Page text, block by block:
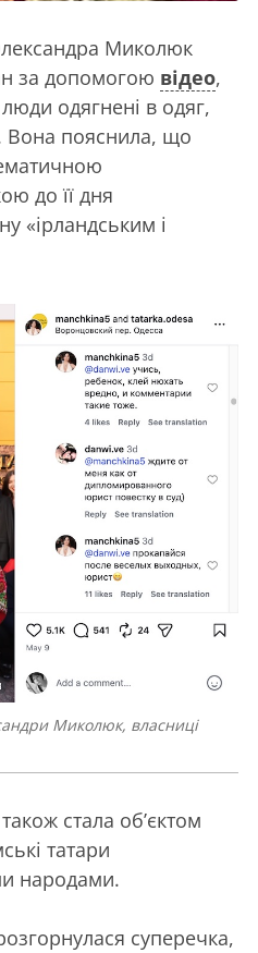
Миколюк
за допомогою відео,
одягнені в одяг,
Вона пояснила, що
до її дня
«ірландським і
Миколюк, власниці
стала об’єктом
татари
народами.
суперечка,